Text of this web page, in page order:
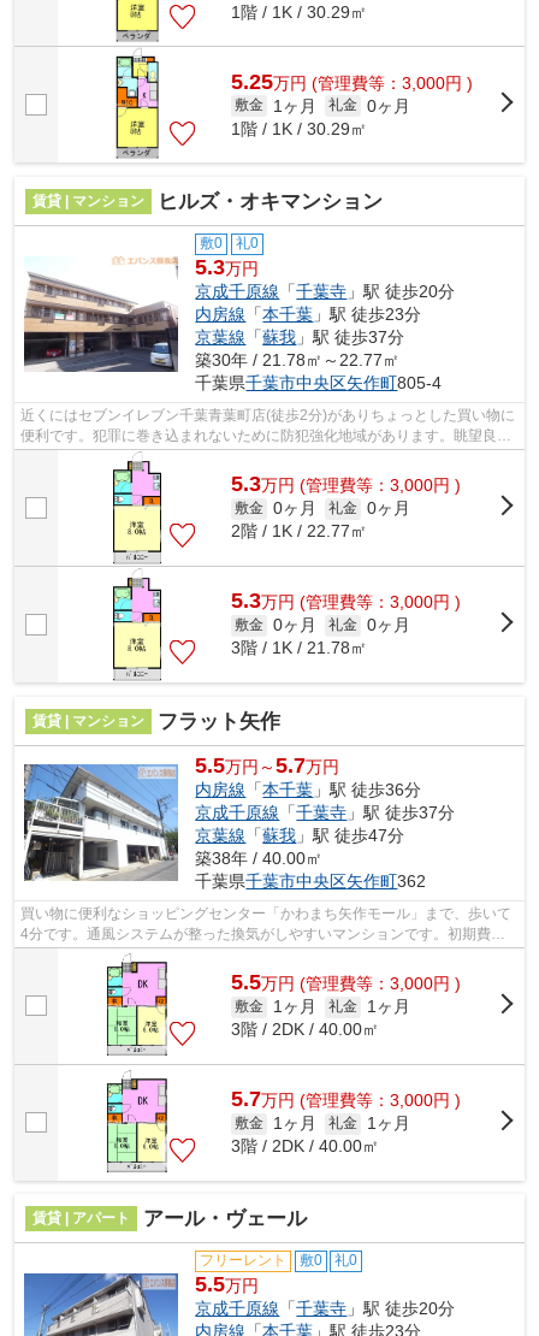
1階 / 1K / 30.29㎡
5.25万円 (管理費等：3,000円 )
敷金 1ヶ月 礼金 0ヶ月
1階 / 1K / 30.29㎡
賃貸 | マンション ヒルズ・オキマンション
敷0 礼0
5.3万円
京成千原線 「千葉寺 」駅 徒歩20分
内房線 「本千葉 」駅 徒歩23分
京葉線 「蘇我 」駅 徒歩37分
築30年 / 21.78㎡～22.77㎡
千葉県千葉市中央区矢作町805-4
近くにはセブンイレブン千葉青葉町店(徒歩2分)がありちょっとした買い物に
便利です。犯罪に巻き込まれないために防犯強化地域があります。眺望良好
なマンションです。ぜひ一度見ていた...
5.3万円 (管理費等：3,000円 )
敷金 0ヶ月 礼金 0ヶ月
2階 / 1K / 22.77㎡
5.3万円 (管理費等：3,000円 )
敷金 0ヶ月 礼金 0ヶ月
3階 / 1K / 21.78㎡
賃貸 | マンション フラット矢作
5.5万円～5.7万円
内房線 「本千葉 」駅 徒歩36分
京成千原線 「千葉寺 」駅 徒歩37分
京葉線 「蘇我 」駅 徒歩47分
築38年 / 40.00㎡
千葉県千葉市中央区矢作町362
買い物に便利なショッピングセンター「かわまち矢作モール」まで、歩いて
4分です。通風システムが整った換気がしやすいマンションです。初期費用
はカードで決済いただけます。ぜひ一度...
5.5万円 (管理費等：3,000円 )
敷金 1ヶ月 礼金
1ヶ月
3階 / 2DK / 40.00㎡
5.7万円 (管理費等：3,000円 )
敷金 1ヶ月 礼金
1ヶ月
3階 / 2DK / 40.00㎡
賃貸 | アパート アール・ヴェール
フリーレント 敷0 礼0
5.5万円
京成千原線 「千葉寺 」駅 徒歩20分
内房線 「本千葉 」駅 徒歩23分